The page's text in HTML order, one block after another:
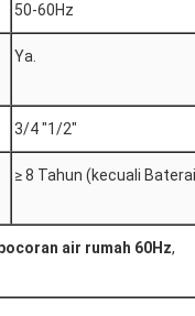
50-60Hz
Ya.
3/4 "1/2"
≥ 8 Tahun (kecuali
air rumah 60Hz,